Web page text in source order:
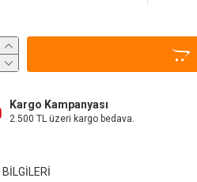
Kargo Kampanyası
2.500 TL üzeri kargo bedava.
BILGILERI